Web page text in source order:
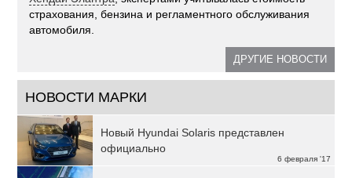
страхования, бензина и регламентного обслуживания
автомобиля.
ДРУГИЕ НОВОСТИ
НОВОСТИ МАРКИ
6 февраля '17
Новый Hyundai Solaris представлен
официально